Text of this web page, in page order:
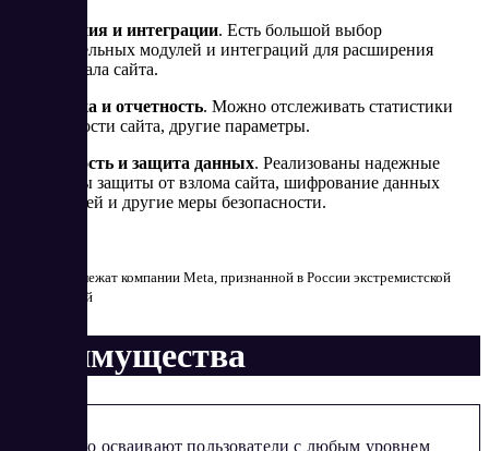
Расширения и интеграции. Есть большой выбор
дополнительных модулей и интеграций для расширения
функционала сайта.
Аналитика и отчетность. Можно отслеживать статистики
посещаемости сайта, другие параметры.
Безопасность и защита данных. Реализованы надежные
механизмы защиты от взлома сайта, шифрование данных
покупателей и другие меры безопасности.
* — принадлежат компании Meta, признанной в России экстремистской
организацией
Преимущества
Его легко осваивают пользователи с любым уровнем